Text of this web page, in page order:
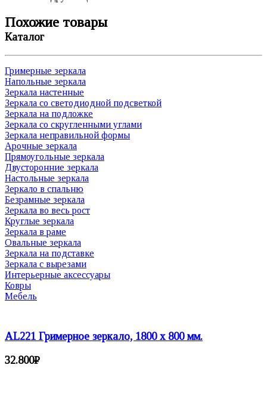
Похожие товары
Каталог
Гримерные зеркала
Напольные зеркала
Зеркала настенные
Зеркала со светодиодной подсветкой
Зеркала на подложке
Зеркала со скругленными углами
Зеркала неправильной формы
Арочные зеркала
Прямоугольные зеркала
Двусторонние зеркала
Настольные зеркала
Зеркало в спальню
Безрамные зеркала
Зеркала во весь рост
Круглые зеркала
Зеркала в раме
Овальные зеркала
Зеркала на подставке
Зеркала с вырезами
Интерьерные аксессуары
Ковры
Мебель
AL221 Гримерное зеркало, 1800 х 800 мм.
32.800₽